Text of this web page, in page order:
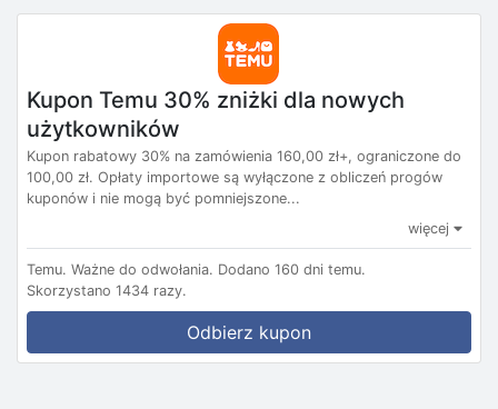
Kupon Temu 30% zniżki dla nowych
użytkowników
Kupon rabatowy 30% na zamówienia 160,00 zł+, ograniczone do
100,00 zł. Opłaty importowe są wyłączone z obliczeń progów
kuponów i nie mogą być pomniejszone...
więcej
Temu. Ważne do odwołania. Dodano 160 dni temu.
Skorzystano 1434 razy.
Odbierz kupon